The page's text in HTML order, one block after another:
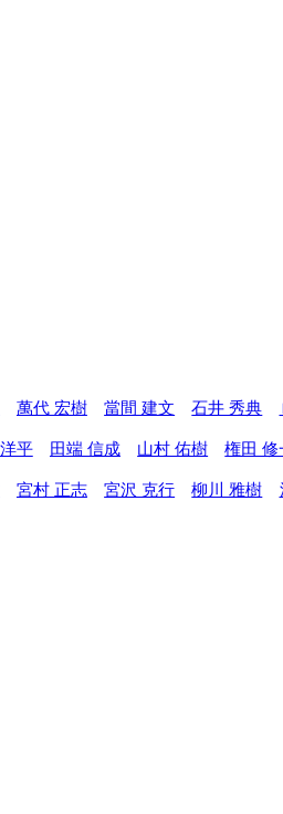
萬代 宏樹 當間 建文 石井 秀典
平 田端 信成 山村 佑樹 権田 修
宮村 正志 宮沢 克行 柳川 雅樹